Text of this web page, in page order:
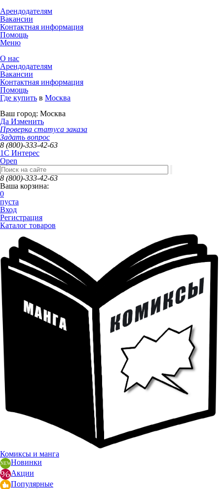
Арендодателям
Вакансии
Контактная информация
Помощь
Меню
О нас
Арендодателям
Вакансии
Контактная информация
Помощь
Где купить в Москва
Ваш город: Москва
Да Изменить
Проверка статуса заказа
Задать вопрос
8 (800)-333-42-63
1C Интерес
Open
8 (800)-333-42-63
Ваша корзина:
0
пуста
Вход
Регистрация
Каталог товаров
Комиксы и манга
Новинки
Акции
Популярные